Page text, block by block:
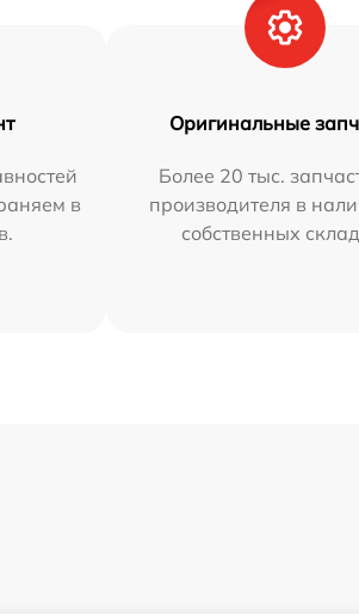
в
Оригинальные
Более 20 тыс.
производителя в
собственных